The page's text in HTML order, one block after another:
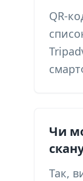
QR-
Чи
Так,